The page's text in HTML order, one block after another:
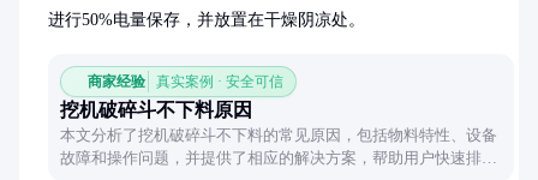
进行50%电量保存，并放置在干燥阴凉处。
商家经验 真实案例 · 安全可信
挖机破碎斗不下料原因
本文分析了挖机破碎斗不下料的常见原因，包括物料特性、设备
故障和操作问题，并提供了相应的解决方案，帮助用户快速排查